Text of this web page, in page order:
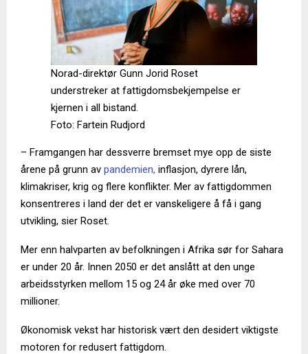
Norad-direktør Gunn Jorid Roset
understreker at fattigdomsbekjempelse er
kjernen i all bistand.
Foto: Fartein Rudjord
– Framgangen har dessverre bremset mye opp de siste
årene på grunn av pandemien, inflasjon, dyrere lån,
klimakriser, krig og flere konflikter. Mer av fattigdommen
konsentreres i land der det er vanskeligere å få i gang
utvikling, sier Roset.
Mer enn halvparten av befolkningen i Afrika sør for Sahara
er under 20 år. Innen 2050 er det anslått at den unge
arbeidsstyrken mellom 15 og 24 år øke med over 70
millioner.
Økonomisk vekst har historisk vært den desidert viktigste
motoren for redusert fattigdom.